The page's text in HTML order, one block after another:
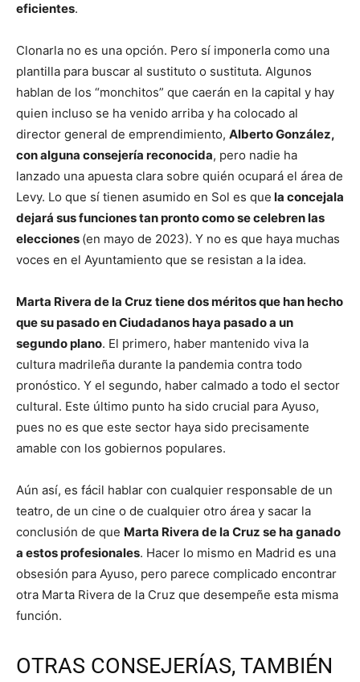
eficientes.
Clonarla no es una opción. Pero sí imponerla como una
plantilla para buscar al sustituto o sustituta. Algunos
hablan de los “monchitos” que caerán en la capital y hay
quien incluso se ha venido arriba y ha colocado al
director general de emprendimiento, Alberto González,
con alguna consejería reconocida, pero nadie ha
lanzado una apuesta clara sobre quién ocupará el área de
Levy. Lo que sí tienen asumido en Sol es que la concejala
dejará sus funciones tan pronto como se celebren las
elecciones (en mayo de 2023). Y no es que haya muchas
voces en el Ayuntamiento que se resistan a la idea.
Marta Rivera de la Cruz tiene dos méritos que han hecho
que su pasado en Ciudadanos haya pasado a un
segundo plano. El primero, haber mantenido viva la
cultura madrileña durante la pandemia contra todo
pronóstico. Y el segundo, haber calmado a todo el sector
cultural. Este último punto ha sido crucial para Ayuso,
pues no es que este sector haya sido precisamente
amable con los gobiernos populares.
Aún así, es fácil hablar con cualquier responsable de un
teatro, de un cine o de cualquier otro área y sacar la
conclusión de que Marta Rivera de la Cruz se ha ganado
a estos profesionales. Hacer lo mismo en Madrid es una
obsesión para Ayuso, pero parece complicado encontrar
otra Marta Rivera de la Cruz que desempeñe esta misma
función.
OTRAS CONSEJERÍAS, TAMBIÉN